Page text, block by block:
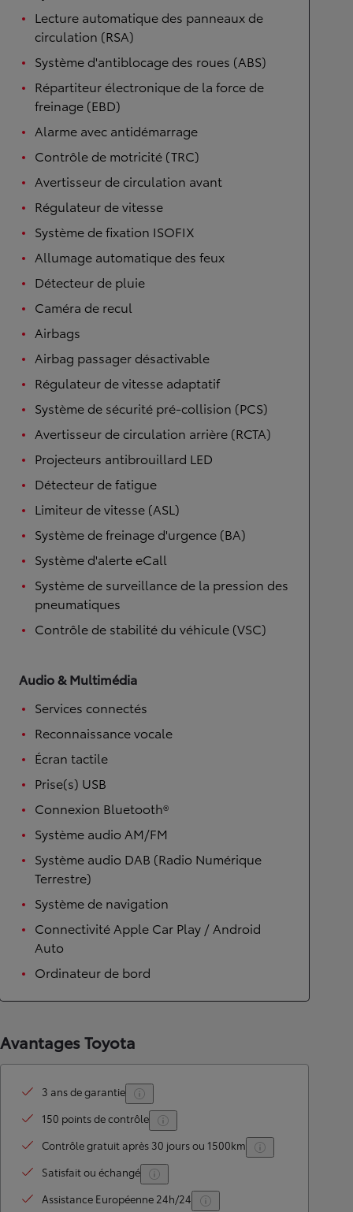
Lecture automatique des panneaux de
circulation (RSA)
Système d'antiblocage des roues (ABS)
Répartiteur électronique de la force de
freinage (EBD)
Alarme avec antidémarrage
Contrôle de motricité (TRC)
Avertisseur de circulation avant
Régulateur de vitesse
Système de fixation ISOFIX
Allumage automatique des feux
Détecteur de pluie
Caméra de recul
Airbags
Airbag passager désactivable
Régulateur de vitesse adaptatif
Système de sécurité pré-collision (PCS)
Avertisseur de circulation arrière (RCTA)
Projecteurs antibrouillard LED
Détecteur de fatigue
Limiteur de vitesse (ASL)
Système de freinage d'urgence (BA)
Système d'alerte eCall
Système de surveillance de la pression des
pneumatiques
Contrôle de stabilité du véhicule (VSC)
Audio & Multimédia
Services connectés
Reconnaissance vocale
Écran tactile
Prise(s) USB
Connexion Bluetooth®
Système audio AM/FM
Système audio DAB (Radio Numérique
Terrestre)
Système de navigation
Connectivité Apple Car Play / Android
Auto
Ordinateur de bord
Avantages Toyota
3 ans de garantie
150 points de contrôle
Contrôle gratuit après 30 jours ou 1500km
Satisfait ou échangé
Assistance Européenne 24h/24